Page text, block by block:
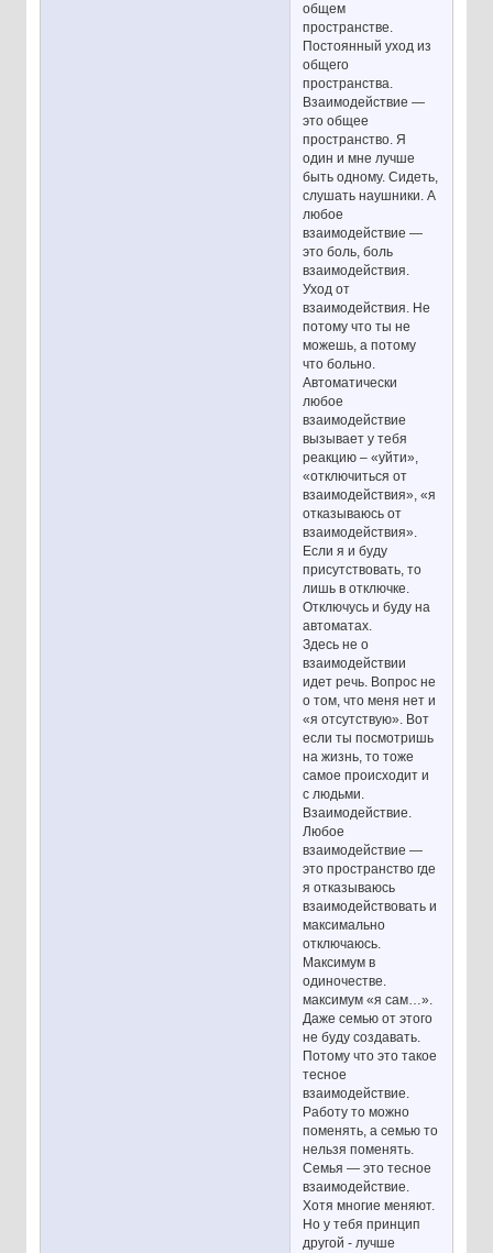
общем
пространстве.
Постоянный уход из
общего
пространства.
Взаимодействие —
это общее
пространство. Я
один и мне лучше
быть одному. Сидеть,
слушать наушники. А
любое
взаимодействие —
это боль, боль
взаимодействия.
Уход от
взаимодействия. Не
потому что ты не
можешь, а потому
что больно.
Автоматически
любое
взаимодействие
вызывает у тебя
реакцию – «уйти»,
«отключиться от
взаимодействия», «я
отказываюсь от
взаимодействия».
Если я и буду
присутствовать, то
лишь в отключке.
Отключусь и буду на
автоматах.
Здесь не о
взаимодействии
идет речь. Вопрос не
о том, что меня нет и
«я отсутствую». Вот
если ты посмотришь
на жизнь, то тоже
самое происходит и
с людьми.
Взаимодействие.
Любое
взаимодействие —
это пространство где
я отказываюсь
взаимодействовать и
максимально
отключаюсь.
Максимум в
одиночестве.
максимум «я сам…».
Даже семью от этого
не буду создавать.
Потому что это такое
тесное
взаимодействие.
Работу то можно
поменять, а семью то
нельзя поменять.
Семья — это тесное
взаимодействие.
Хотя многие меняют.
Но у тебя принцип
другой - лучше